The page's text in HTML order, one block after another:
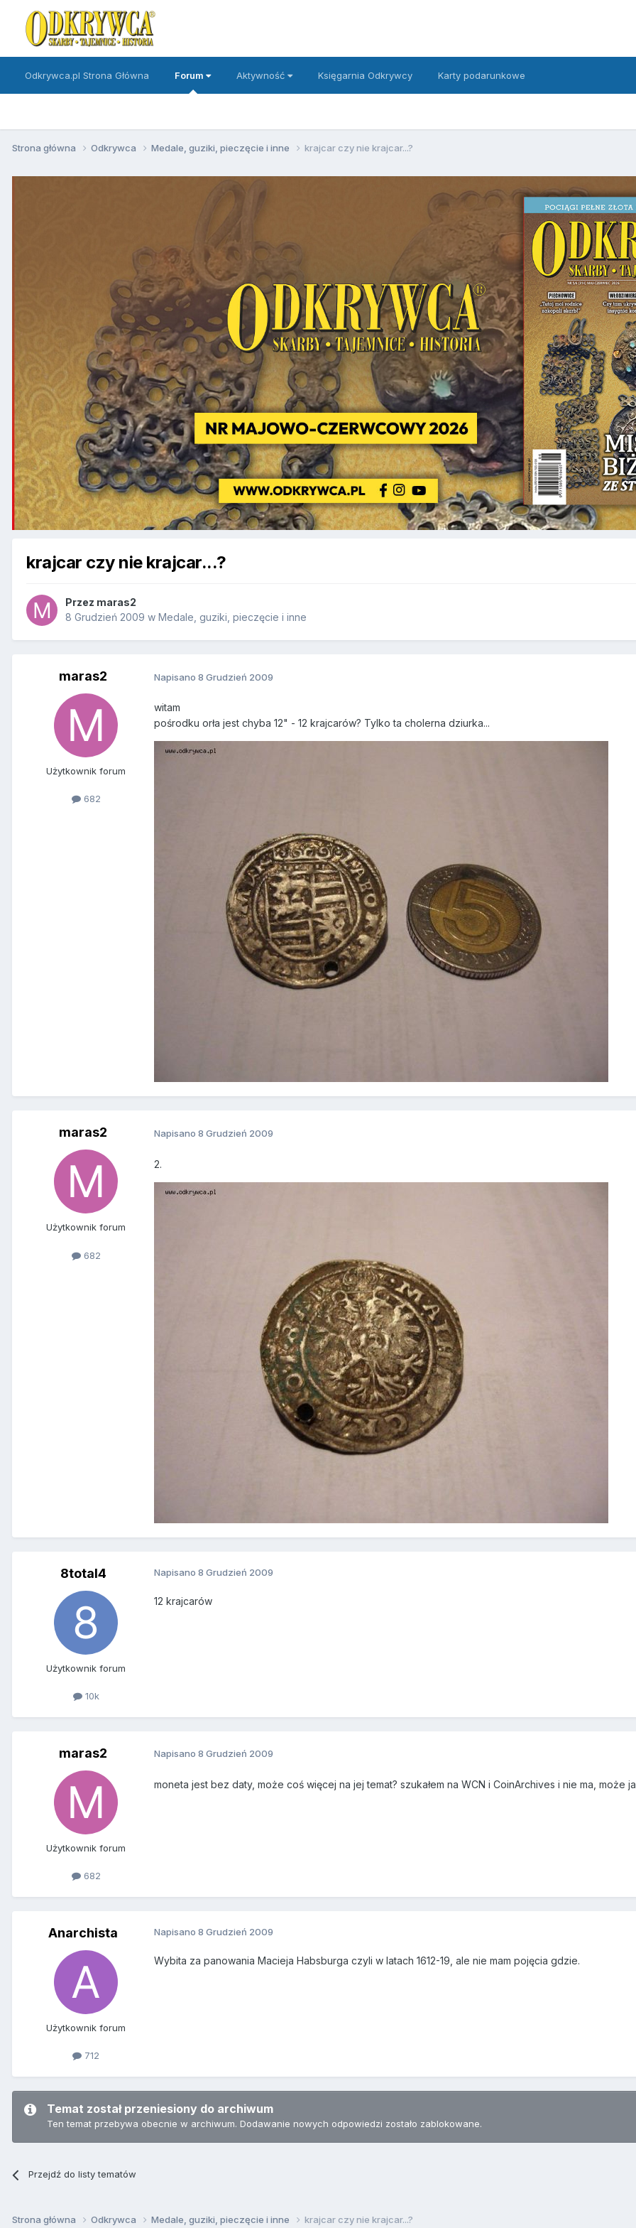
Odkrywca.pl Strona Główna Forum Aktywność Księgarnia Odkrywcy Karty podarunkowe
Strona główna Odkrywca Medale, guziki, pieczęcie i inne krajcar czy nie krajcar...?
krajcar czy nie krajcar...?
Przez maras2
8 Grudzień 2009 w Medale, guziki, pieczęcie i inne
maras2
Użytkownik forum
682
Napisano 8 Grudzień 2009
witam
pośrodku orła jest chyba 12" - 12 krajcarów? Tylko ta cholerna dziurka...
maras2
Użytkownik forum
682
Napisano 8 Grudzień 2009
2.
8total4
Użytkownik forum
10k
Napisano 8 Grudzień 2009
12 krajcarów
maras2
Użytkownik forum
682
Napisano 8 Grudzień 2009
moneta jest bez daty, może coś więcej na jej temat? szukałem na WCN i CoinArchives i nie ma, może
Anarchista
Użytkownik forum
712
Napisano 8 Grudzień 2009
Wybita za panowania Macieja Habsburga czyli w latach 1612-19, ale nie mam pojęcia gdzie.
Temat został przeniesiony do archiwum
Ten temat przebywa obecnie w archiwum. Dodawanie nowych odpowiedzi zostało zablokowane.
Przejdź do listy tematów
Strona główna Odkrywca Medale, guziki, pieczęcie i inne krajcar czy nie krajcar...?